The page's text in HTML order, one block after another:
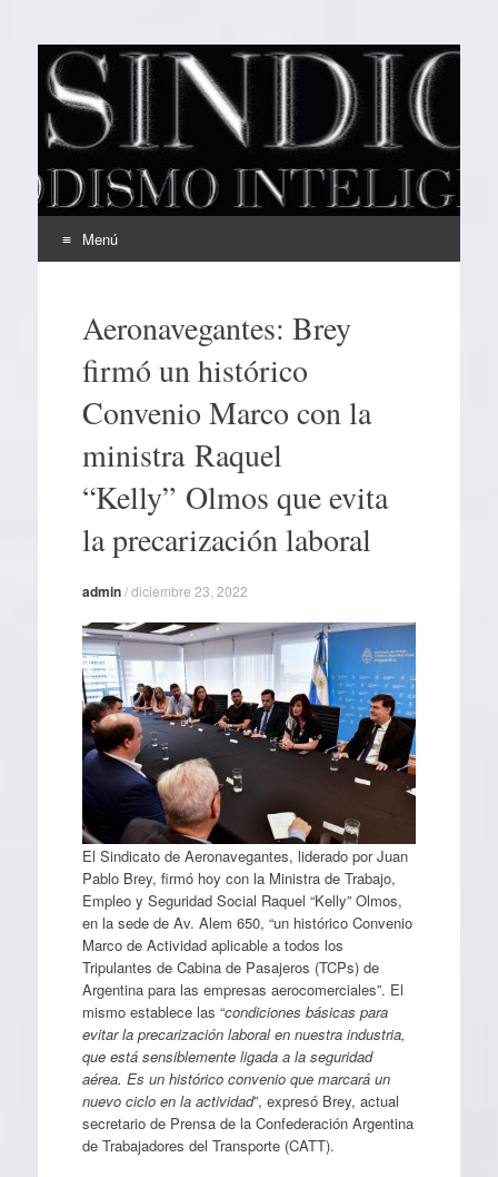
EL SINDICAL
Periodismo Inteligente
Menú
contenidoAeronavegantes: Brey
firmó un histórico
Convenio Marco con la
ministra Raquel
“Kelly” Olmos que evita
la precarización laboral
admin/diciembre 23, 2022
El Sindicato de Aeronavegantes, liderado por Juan
Pablo Brey, firmó hoy con la Ministra de Trabajo,
Empleo y Seguridad Social Raquel “Kelly” Olmos,
en la sede de Av. Alem 650, “un histórico Convenio
Marco de Actividad aplicable a todos los
Tripulantes de Cabina de Pasajeros (TCPs) de
Argentina para las empresas aerocomerciales”. El
mismo establece las “condiciones básicas para
evitar la precarización laboral en nuestra industria,
que está sensiblemente ligada a la seguridad
aérea. Es un histórico convenio que marcará un
nuevo ciclo en la actividad”, expresó Brey, actual
secretario de Prensa de la Confederación Argentina
de Trabajadores del Transporte (CATT).